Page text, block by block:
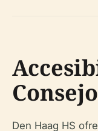
Den Haag HS